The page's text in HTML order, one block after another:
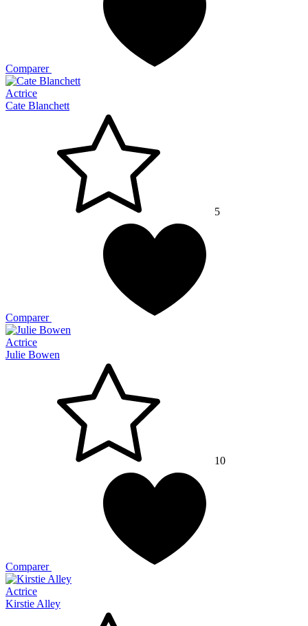
Comparer
Actrice
Cate Blanchett
5
Comparer
Actrice
Julie Bowen
10
Comparer
Actrice
Kirstie Alley